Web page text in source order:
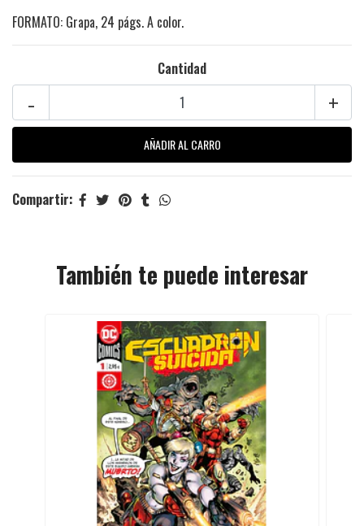
FORMATO: Grapa, 24 págs. A color.
Cantidad
+
-
Compartir:
También te puede interesar